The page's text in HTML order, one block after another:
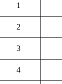
1
2
3
4